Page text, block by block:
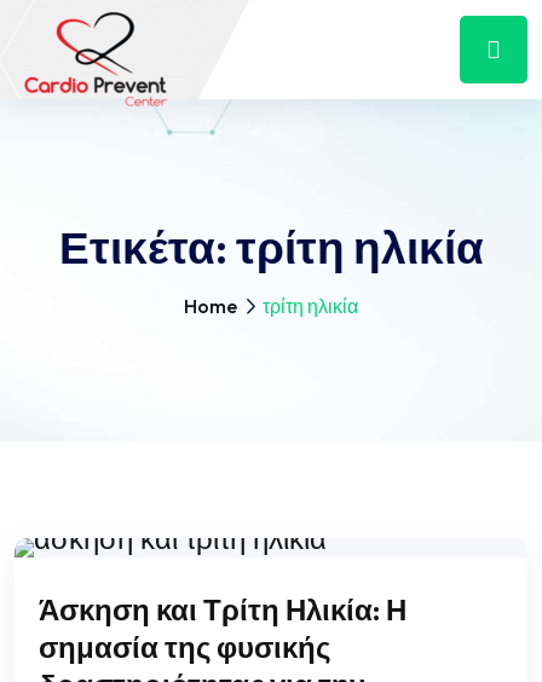
Ετικέτα:τρίτη ηλικία
Home τρίτη ηλικία
Άσκηση και Τρίτη Ηλικία: Η
σημασία της φυσικής